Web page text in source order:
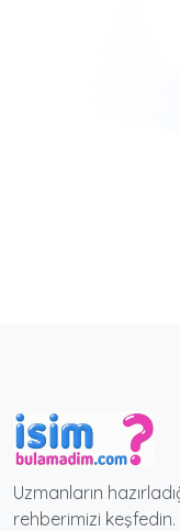
Uzmanların
rehberimizi keşfedin.